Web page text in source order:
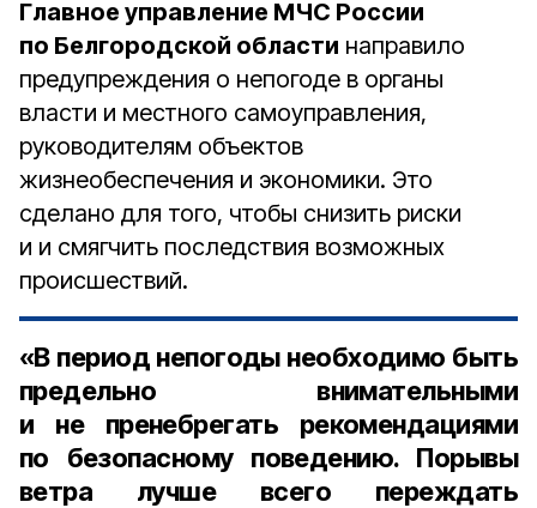
Главное управление МЧС России
по Белгородской области направило
предупреждения о непогоде в органы
власти и местного самоуправления,
руководителям объектов
жизнеобеспечения и экономики. Это
сделано для того, чтобы снизить риски
и и смягчить последствия возможных
происшествий.
«В период непогоды необходимо быть
предельно внимательными
и не пренебрегать рекомендациями
по безопасному поведению. Порывы
ветра лучше всего переждать